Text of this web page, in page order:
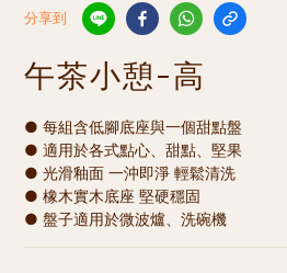
分享到
午茶小憩-高
● 每組含低腳底座與一個甜點盤
● 適用於各式點心、甜點、堅果
● 光滑釉面 一沖即淨 輕鬆清洗
● 橡木實木底座 堅硬穩固
● 盤子適用於微波爐、洗碗機